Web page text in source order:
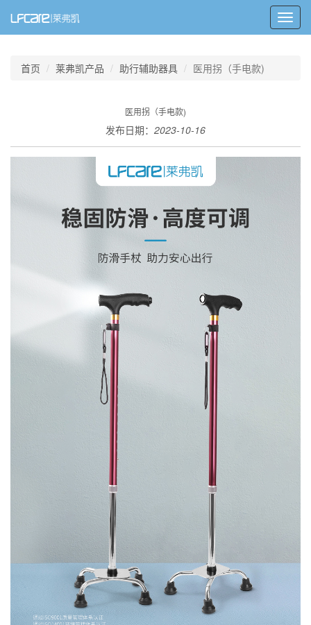
首页 莱弗凯产品 助行辅助器具 医用拐（手电款)
医用拐（手电款)
发布日期： 2023-10-16